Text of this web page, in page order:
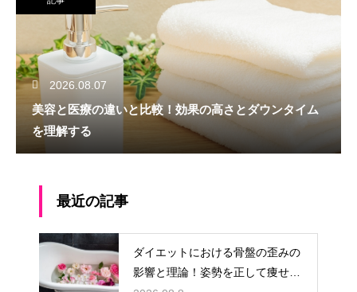
2026.08.07
美容と医療の違いと比較！効果の高さとダウンタイム
を理解する
最近の記事
ダイエットにおける骨盤の歪みの
影響と理論！姿勢を正して痩せ体